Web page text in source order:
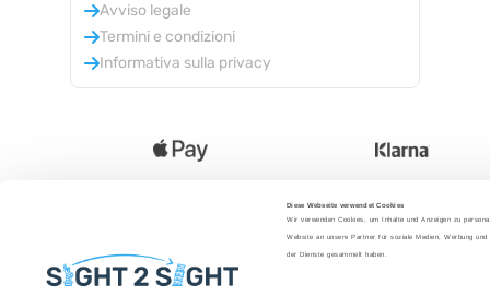
Diese Webseite verwendet Cookies
Wir verwenden Cookies, um Inhalte und Anzeigen zu
Website an unsere Partner für soziale Medien, Werbung
der Dienste gesammelt haben.
Avviso legale
Termini e condizioni
Informativa sulla privacy